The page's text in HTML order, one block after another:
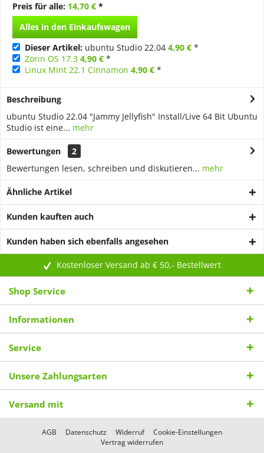
Preis für alle: 14,70 € *
Alles in den Einkaufswagen
Dieser Artikel: ubuntu Studio 22.04 4,90 € *
Zorin OS 17.3 4,90 € *
Linux Mint 22.1 Cinnamon 4,90 € *
Beschreibung
ubuntu Studio 22.04 "Jammy Jellyfish" Install/Live 64 Bit Ubuntu
Studio ist eine... mehr
Bewertungen
2
Bewertungen lesen, schreiben und diskutieren... mehr
Ähnliche Artikel
Kunden kauften auch
Kunden haben sich ebenfalls angesehen
Kostenloser Versand ab € 50,- Bestellwert
Shop Service
Informationen
Service
Unsere Zahlungsarten
Versand mit
AGB Datenschutz Widerruf
Cookie-Einstellungen
Vertrag widerrufen